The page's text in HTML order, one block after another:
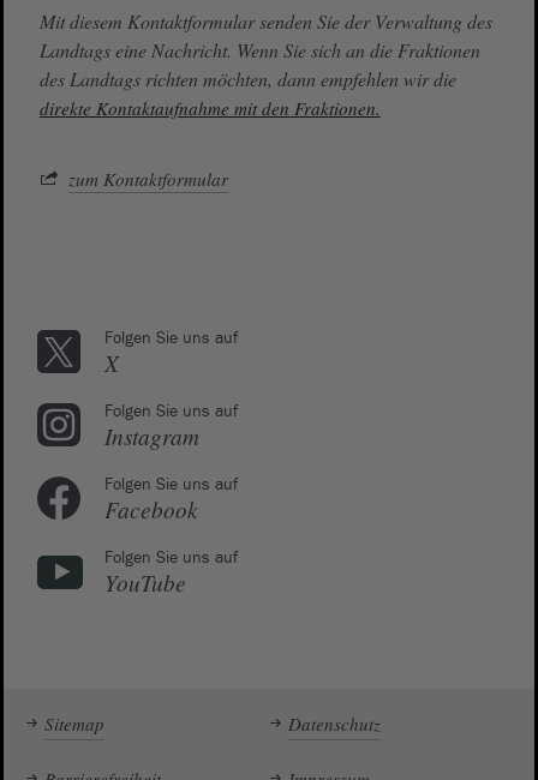
Mit diesem Kontaktformular senden Sie der Verwaltung des
Landtags eine Nachricht. Wenn Sie sich an die Fraktionen
des Landtags richten möchten, dann empfehlen wir die
direkte Kontaktaufnahme mit den Fraktionen.
zum Kontaktformular
Folgen Sie uns auf
X
Folgen Sie uns auf
Instagram
Folgen Sie uns auf
Facebook
Folgen Sie uns auf
YouTube
Sitemap Datenschutz